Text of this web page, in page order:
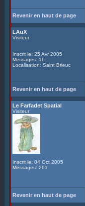
Revenir en haut de page
LAuX
Visiteur
Inscrit le: 25 Avr 2005
Messages: 16
Localisation: Saint Brieuc
Revenir en haut de page
Le Farfadet Spatial
Visiteur
Inscrit le: 04 Oct 2005
Messages: 261
Revenir en haut de page